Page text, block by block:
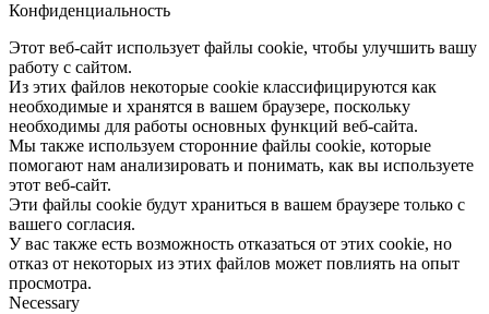
Конфиденциальность
Этот веб-сайт использует файлы cookie, чтобы улучшить вашу
работу с сайтом.
Из этих файлов некоторые cookie классифицируются как
необходимые и хранятся в вашем браузере, поскольку
необходимы для работы основных функций веб-сайта.
Мы также используем сторонние файлы cookie, которые
помогают нам анализировать и понимать, как вы используете
этот веб-сайт.
Эти файлы cookie будут храниться в вашем браузере только с
вашего согласия.
У вас также есть возможность отказаться от этих cookie, но
отказ от некоторых из этих файлов может повлиять на опыт
просмотра.
Necessary